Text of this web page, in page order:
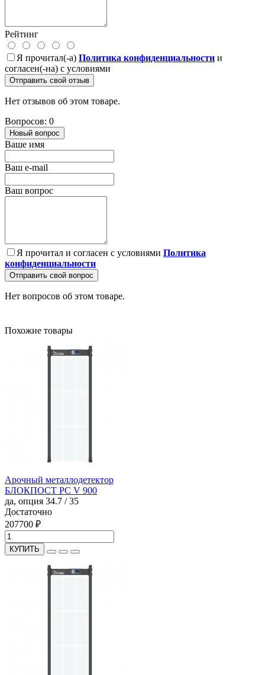
Рейтинг
Я прочитал(-а) Политика конфиденциальности и
согласен(-на) с условиями
Отправить свой отзыв
Нет отзывов об этом товаре.
Вопросов: 0
Новый вопрос
Ваше имя
Ваш e-mail
Ваш вопрос
Я прочитал и согласен с условиями Политика
конфиденциальности
Отправить свой вопрос
Нет вопросов об этом товаре.
Похожие товары
Арочный металлодетектор
БЛОКПОСТ PC V 900
да, опция 34.7 / 35
Достаточно
207700 ₽
КУПИТЬ